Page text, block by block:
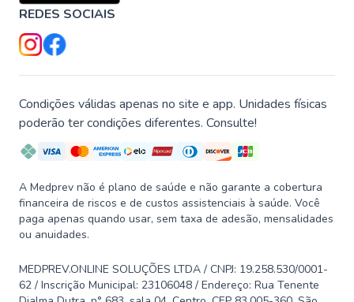
REDES SOCIAIS
Condições válidas apenas no site e app. Unidades físicas
poderão ter condições diferentes. Consulte!
A Medprev não é plano de saúde e não garante a cobertura
financeira de riscos e de custos assistenciais à saúde. Você
paga apenas quando usar, sem taxa de adesão, mensalidades
ou anuidades.
MEDPREV.ONLINE SOLUÇÕES LTDA / CNPJ: 19.258.530/0001-
62 / Inscrição Municipal: 23106048 / Endereço: Rua Tenente